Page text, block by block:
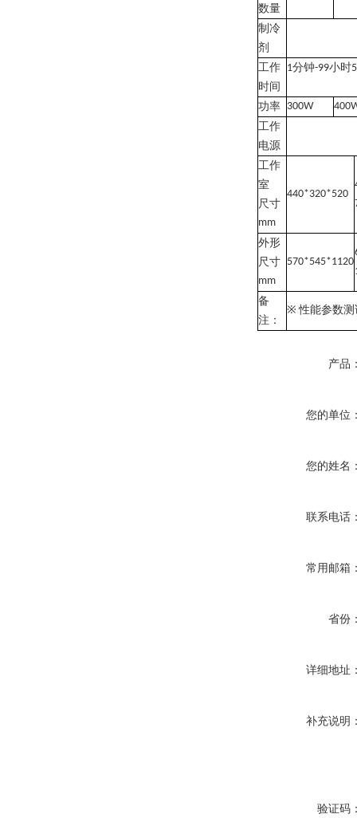
数量
制冷
剂
工作
时间
1分钟-99小时
功率 300W
工作
电源
工作
室
尺寸
mm
440*320*520
外形
尺寸
mm
570*545*1120
备
注：
※ 性能参数
产品
您的单位
您的姓名
联系电话
常用邮箱
省份
详细地址
补充说明
验证码